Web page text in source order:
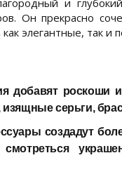
и
Он прекрасно
элегантные, так и
добавят роскоши
изящные серьги,
создадут